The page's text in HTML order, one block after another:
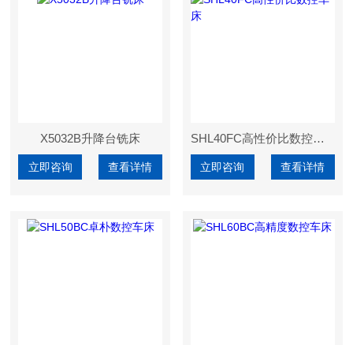
X5032B升降台铣床
立即咨询 查看详情
SHL40FC高性价比数控车床
立即咨询 查看详情